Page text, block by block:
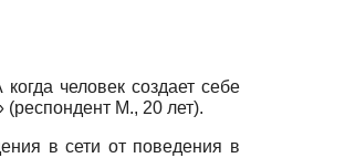
человек создает себе
(респондент М., 20 лет).
в сети от поведения в